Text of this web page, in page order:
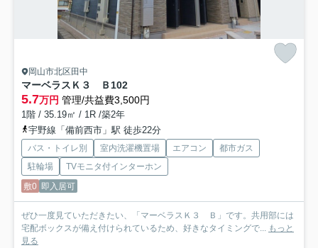
岡山市北区田中
マーベラスＫ３ Ｂ102
5.7万円 管理/共益費3,500円
1階 / 35.19㎡ / 1R /築2年
宇野線「備前西市」駅 徒歩22分
バス・トイレ別 室内洗濯機置場 エアコン
都市ガス
駐輪場
TVモニタ付インターホン
敷0 即入居可
ぜひ一度見ていただきたい、「マーベラスＫ３ Ｂ」です。共用部には
宅配ボックスが備え付けられているため、好きなタイミングで... もっと
見る